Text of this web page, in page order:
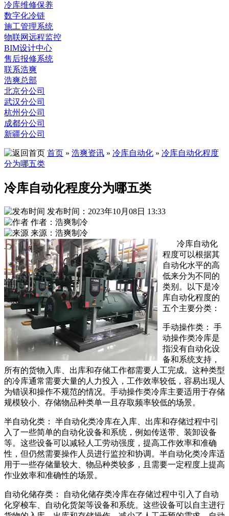
冷库维修保养
数字化冷链
施工管理系统
物联网远程监控
BIM设计中心
售后报修系统
联系浩爽
浩爽总部
北京分公司
武汉分公司
杭州分公司
成都分公司
新疆分公司
首页 » 浩爽资讯 » 冷库自动化 » 冷库自动化程度
分为哪五类
冷库自动化程度分为哪五类
发布时间：2023年10月08日 13:33
作者：浩爽制冷
来源：浩爽制冷
冷库自动化
程度可以根据其
自动化水平的高
低来分为不同的
类别。以下是冷
库自动化程度的
五个主要分类：
手动操作类： 手
动操作类冷库是
指没有自动化设
备和系统支持，
所有的货物入库、出库和存储工作都需要人工完成。这种类型
的冷库通常需要大量的人力投入，工作效率较低，容易出现人
为错误和操作不规范的情况。手动操作类冷库主要适用于存储
规模较小、存储物品种类单一且存取频率较低的场景。
半自动化类： 半自动化类冷库在入库、出库和存储过程中引
入了一些简单的自动化设备和系统，例如传送带、装卸设备
等。这些设备可以减轻人工劳动强度，提高工作效率和准确
性，但仍然需要操作人员进行监控和协调。半自动化类冷库适
用于一些存储量较大、物品种类较多，且需要一定程度上提高
作业效率和准确性的场景。
自动化储存类： 自动化储存类冷库在存储过程中引入了自动
化穿梭车、自动化货架等设备和系统。这些设备可以自主进行